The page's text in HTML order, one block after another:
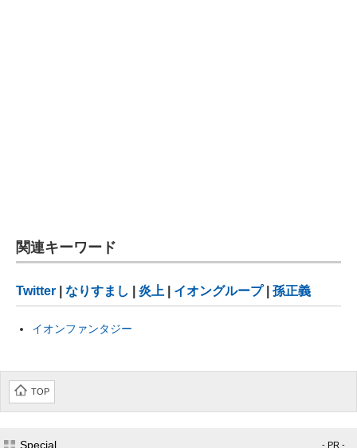
関連キーワード
Twitter なりすまし 炎上 イオングループ| 孫正義
イオンファンタジー
TOP
Special - PR -